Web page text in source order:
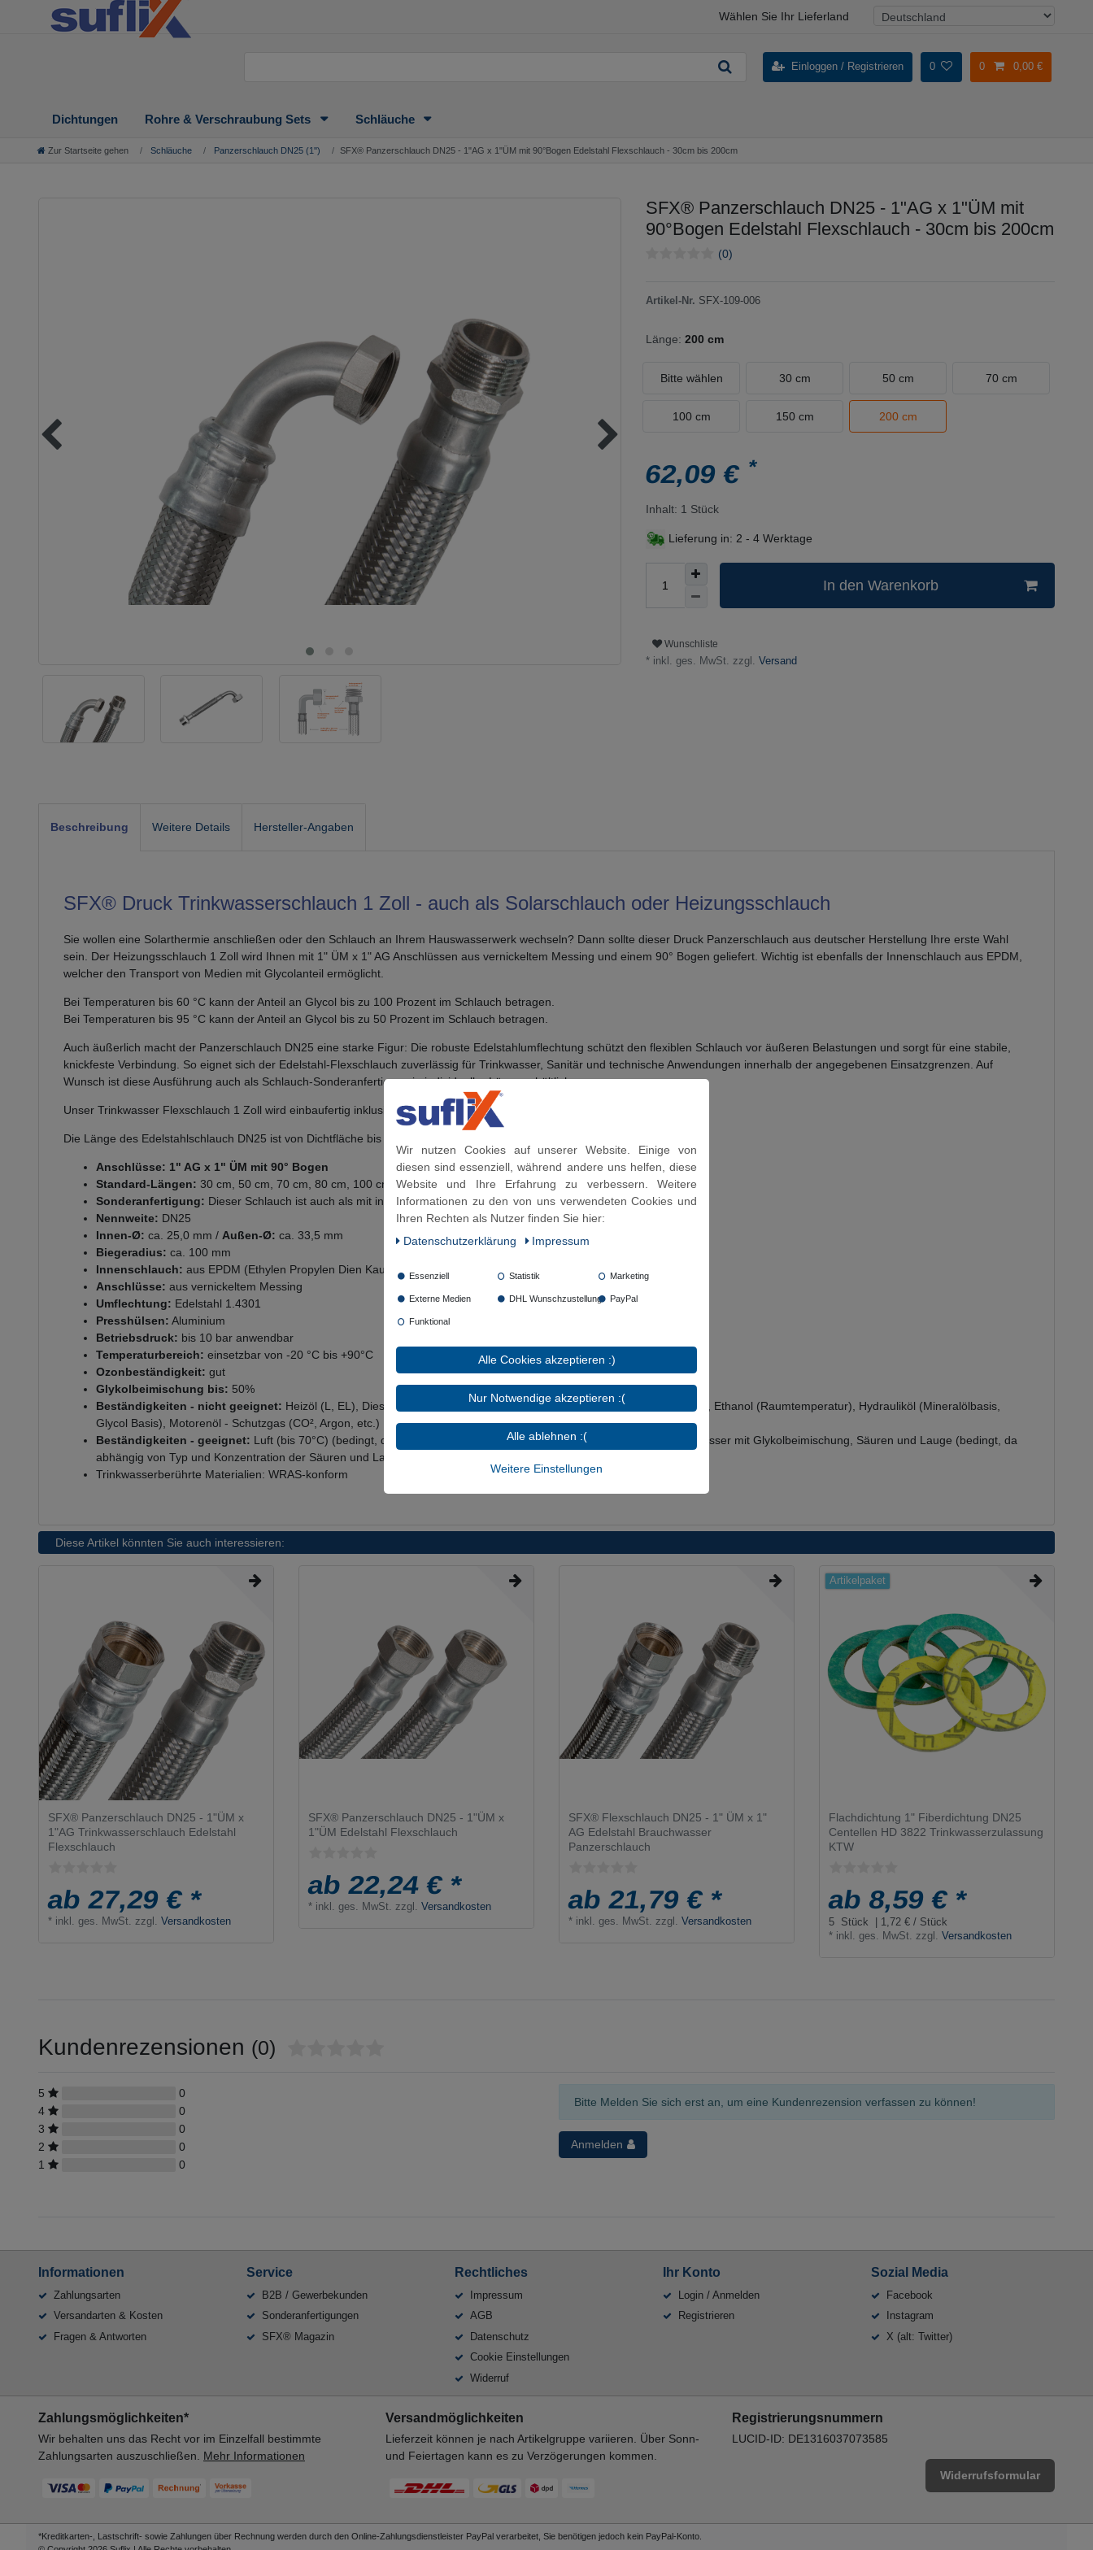
Wählen Sie Ihr Lieferland
Einloggen / Registrieren 0 0 0,00 €
Dichtungen Rohre & Verschraubung Sets Schläuche
Zur Startseite gehen Schläuche Panzerschlauch DN25 (1'') SFX® Panzerschlauch DN25 - 1"AG x 1"ÜM mit 90°Bogen Edelstahl Flexschlauch - 30cm bis 200cm
SFX® Panzerschlauch DN25 - 1"AG x 1"ÜM mit
90°Bogen Edelstahl Flexschlauch - 30cm bis 200cm
(0)
Artikel-Nr. SFX-109-006
Länge: 200 cm
Bitte wählen 30 cm 50 cm 70 cm
100 cm 150 cm 200 cm
62,09 €*
Inhalt: 1 Stück
Lieferung in: 2 - 4 Werktage
In den Warenkorb
Wunschliste
* inkl. ges. MwSt. zzgl. Versand
Beschreibung Weitere Details Hersteller-Angaben
SFX® Druck Trinkwasserschlauch 1 Zoll - auch als Solarschlauch oder Heizungsschlauch
Sie wollen eine Solarthermie anschließen oder den Schlauch an Ihrem Hauswasserwerk wechseln? Dann sollte dieser Druck Panzerschlauch aus deutscher Herstellung Ihre erste Wahl
sein. Der Heizungsschlauch 1 Zoll wird Ihnen mit 1" ÜM x 1" AG Anschlüssen aus vernickeltem Messing und einem 90° Bogen geliefert. Wichtig ist ebenfalls der Innenschlauch aus EPDM,
welcher den Transport von Medien mit Glycolanteil ermöglicht.
Bei Temperaturen bis 60 °C kann der Anteil an Glycol bis zu 100 Prozent im Schlauch betragen.
Bei Temperaturen bis 95 °C kann der Anteil an Glycol bis zu 50 Prozent im Schlauch betragen.
Auch äußerlich macht der Panzerschlauch DN25 eine starke Figur: Die robuste Edelstahlumflechtung schützt den flexiblen Schlauch vor äußeren Belastungen und sorgt für eine stabile,
knickfeste Verbindung. So eignet sich der Edelstahl-Flexschlauch zuverlässig für Trinkwasser, Sanitär und technische Anwendungen innerhalb der angegebenen Einsatzgrenzen. Auf
Wunsch ist diese Ausführung auch als Schlauch-Sonderanfertigung in individueller Länge erhältlich.
Unser Trinkwasser Flexschlauch 1 Zoll wird einbaufertig inklusive der Dichtung für die Überwurfmutter geliefert!
Die Länge des Edelstahlschlauch DN25 ist von Dichtfläche bis zur Mitte des Bogenradius bemessen.
Anschlüsse: 1" AG x 1" ÜM mit 90° Bogen
Standard-Längen: 30 cm, 50 cm, 70 cm, 80 cm, 100 cm, 150 cm, 200 cm
Sonderanfertigung: Dieser Schlauch ist auch als mit individuell gefertigte Länge möglich - per E-Mail zu bestellen!
Nennweite: DN25
Innen-Ø: ca. 25,0 mm / Außen-Ø: ca. 33,5 mm
Biegeradius: ca. 100 mm
Innenschlauch: aus EPDM (Ethylen Propylen Dien Kautschuk)
Anschlüsse: aus vernickeltem Messing
Umflechtung: Edelstahl 1.4301
Presshülsen: Aluminium
Betriebsdruck: bis 10 bar anwendbar
Temperaturbereich: einsetzbar von -20 °C bis +90°C
Ozonbeständigkeit: gut
Glykolbeimischung bis: 50%
Beständigkeiten - nicht geeignet: Heizöl (L, EL), Dieselkrafstoff, Kerosin, Ottokraftstoff (Raumtemperatur), Methanol, Ethanol (Raumtemperatur), Hydrauliköl (Mineralölbasis,
Glycol Basis), Motorenöl - Schutzgas (CO², Argon, etc.)
Beständigkeiten - geeignet: Luft (bis 70°C) (bedingt, da nur ölfreie Luft ), Leitungswasser (Raumtemperatur), Kühlwasser mit Glykolbeimischung, Säuren und Lauge (bedingt, da
abhängig von Typ und Konzentration der Säuren und Laugen)
Trinkwasserberührte Materialien: WRAS-konform
Diese Artikel könnten Sie auch interessieren:
SFX® Panzerschlauch DN25 - 1"ÜM x
1"AG Trinkwasserschlauch Edelstahl
Flexschlauch
ab 27,29 € *
* inkl. ges. MwSt. zzgl.Versandkosten
SFX® Panzerschlauch DN25 - 1"ÜM x
1"ÜM Edelstahl Flexschlauch
ab 22,24 € *
* inkl. ges. MwSt. zzgl.Versandkosten
SFX® Flexschlauch DN25 - 1" ÜM x 1"
AG Edelstahl Brauchwasser
Panzerschlauch
ab 21,79 € *
* inkl. ges. MwSt. zzgl.Versandkosten
Artikelpaket
Flachdichtung 1" Fiberdichtung DN25
Centellen HD 3822 Trinkwasserzulassung
KTW
ab 8,59 € *
5 Stück
| 1,72 € / Stück
* inkl. ges. MwSt. zzgl.Versandkosten
Kundenrezensionen (0)
5
0
4
0
3
0
2
0
1
0
Bitte Melden Sie sich erst an, um eine Kundenrezension verfassen zu können!
Anmelden
Informationen
Zahlungsarten
Versandarten & Kosten
Fragen & Antworten
Service
B2B / Gewerbekunden
Sonderanfertigungen
SFX® Magazin
Rechtliches
Impressum
AGB
Datenschutz
Cookie Einstellungen
Widerruf
Ihr Konto
Login / Anmelden
Registrieren
Sozial Media
Facebook
Instagram
X (alt: Twitter)
Zahlungsmöglichkeiten*
Wir behalten uns das Recht vor im Einzelfall bestimmte
Zahlungsarten auszuschließen. Mehr Informationen
Versandmöglichkeiten
Lieferzeit können je nach Artikelgruppe variieren. Über Sonn-
und Feiertagen kann es zu Verzögerungen kommen.
Registrierungsnummern
LUCID-ID: DE1316037073585
Widerrufsformular
*Kreditkarten-, Lastschrift- sowie Zahlungen über Rechnung werden durch den Online-Zahlungsdienstleister PayPal verarbeitet, Sie benötigen jedoch kein PayPal-Konto.
Wir nutzen Cookies auf unserer Website. Einige von
diesen sind essenziell, während andere uns helfen, diese
Website und Ihre Erfahrung zu verbessern. Weitere
Informationen zu den von uns verwendeten Cookies und
Ihren Rechten als Nutzer finden Sie hier:
Daten­schutz­erklärung
Impressum
Essenziell Statistik Marketing
Externe Medien DHL Wunschzustellung PayPal
Funktional
Alle Cookies akzeptieren :)
Nur Notwendige akzeptieren :(
Alle ablehnen :(
Weitere Einstellungen